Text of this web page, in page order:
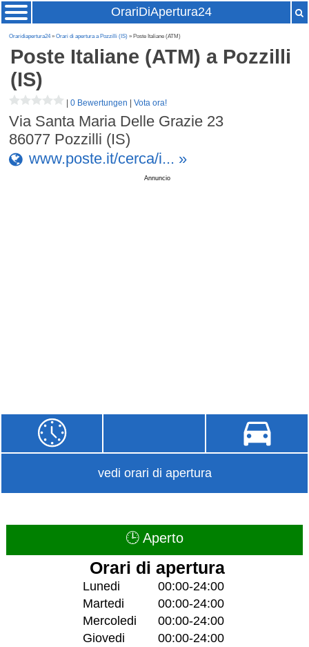
OrariDiApertura24
Oraridiapertura24»Orari di apertura a Pozzilli (IS) » Poste Italiane (ATM)
Poste Italiane (ATM) a Pozzilli
(IS)
|0 Bewertungen |Vota ora!
Via Santa Maria Delle Grazie 23
86077 Pozzilli (IS)
www.poste.it/cerca/i... »
Annuncio
vedi orari di apertura
🕒 Aperto
Orari di apertura
Lunedi
00:00-24:00
Martedi
00:00-24:00
Mercoledi
00:00-24:00
Giovedi
00:00-24:00